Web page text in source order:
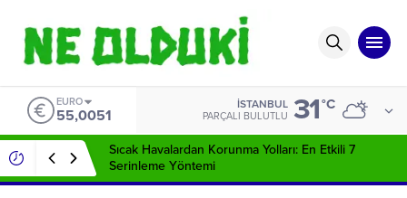
EURO
55,0051
İSTANBUL
PARÇALI BULUTLU 31°C
Sıcak Havalardan Korunma Yolları: En Etkili 7
Serinleme Yöntemi